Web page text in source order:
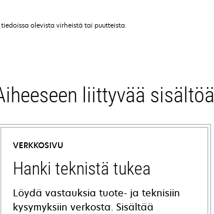
olevista virheistä tai puutteista.
liittyvää sisältöä
VERKKOSIVU
Hanki teknistä tukea
Löydä vastauksia tuote- ja teknisiin
kysymyksiin verkosta. Sisältää